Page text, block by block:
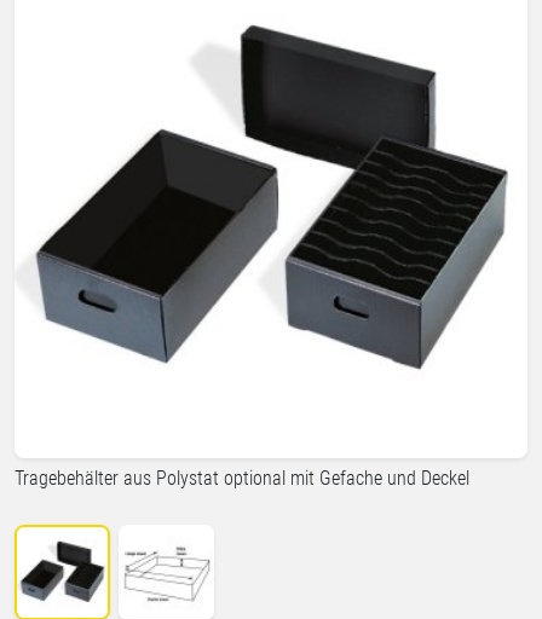
Tragebehälter aus Polystat optional mit Gefache und Deckel